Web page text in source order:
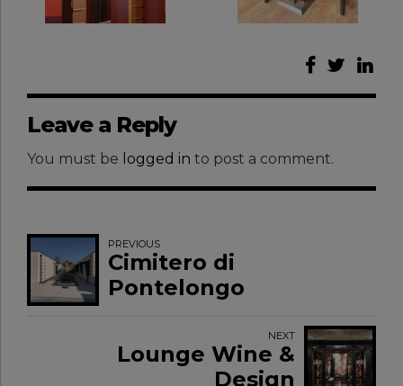
Leave a Reply
You must be logged in to post a comment.
PREVIOUS
Cimitero di
Pontelongo
NEXT
Lounge Wine &
Design